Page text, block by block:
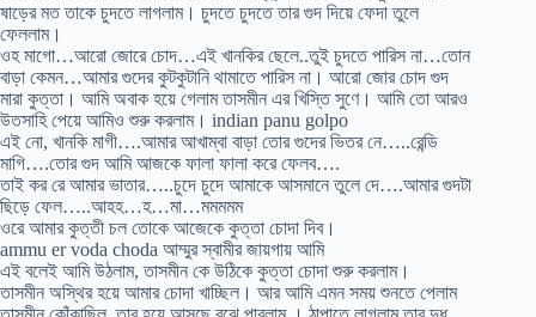
ষাড়ের মত তাকে চুদতে লাগলাম। চুদতে চুদতে তার গুদ দিয়ে ফেদা তুলে
ফেললাম।
ওহ মাগো…আরো জোরে চোদ…এই খানকির ছেলে..তুই চুদতে পারিস না…তোন
বাড়া কেমন…আমার গুদের কুটকুটানি থামাতে পারিস না। আরো জোর চোদ গুদ
মারা কুত্তা। আমি অবাক হয়ে গেলাম তাসমীন এর খিস্তি সুণে। আমি তো আরও
উতসাহি পেয়ে আমিও শুরু করলাম। indian panu golpo
এই নো, খানকি মাগী….আমার আখাম্বা বাড়া তোর গুদের ভিতর নে…..রেন্ডি
মাগি….তোর গুদ আমি আজকে ফালা ফালা করে ফেলব….
তাই কর রে আমার ভাতার…..চুদে চুদে আমাকে আসমানে তুলে দে….আমার গুদটা
ছিড়ে ফেল…..আহহ…হ…মা…মমমমম
ওরে আমার কুত্তী চল তোকে আজেকে কুত্তা চোদা দিব।
ammu er voda choda আম্মুর স্বামীর জায়গায় আমি
এই বলেই আমি উঠলাম, তাসমীন কে উঠিকে কুত্তা চোদা শুরু করলাম।
তাসমীন অস্থির হয়ে আমার চোদা খাচ্ছিল। আর আমি এমন সময় শুনতে পেলাম